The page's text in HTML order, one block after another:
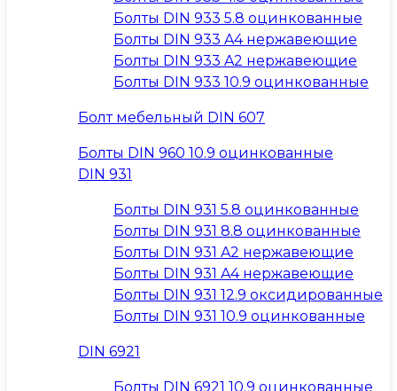
Болты DIN 933 5.8 оцинкованные
Болты DIN 933 A4 нержавеющие
Болты DIN 933 A2 нержавеющие
Болты DIN 933 10.9 оцинкованные
Болт мебельный DIN 607
Болты DIN 960 10.9 оцинкованные
DIN 931
Болты DIN 931 5.8 оцинкованные
Болты DIN 931 8.8 оцинкованные
Болты DIN 931 A2 нержавеющие
Болты DIN 931 A4 нержавеющие
Болты DIN 931 12.9 оксидированные
Болты DIN 931 10.9 оцинкованные
DIN 6921
Болты DIN 6921 10.9 оцинкованные